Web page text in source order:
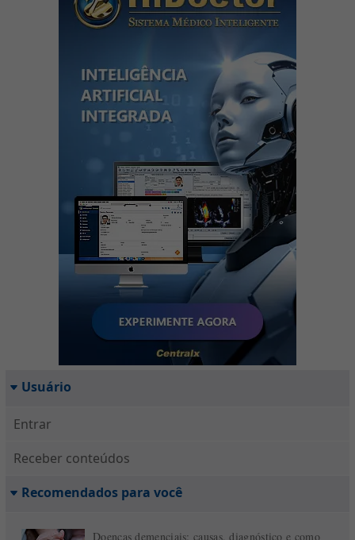
Usuário
Entrar
Receber conteúdos
Recomendados para você
Doenças demenciais: causas, diagnóstico e como